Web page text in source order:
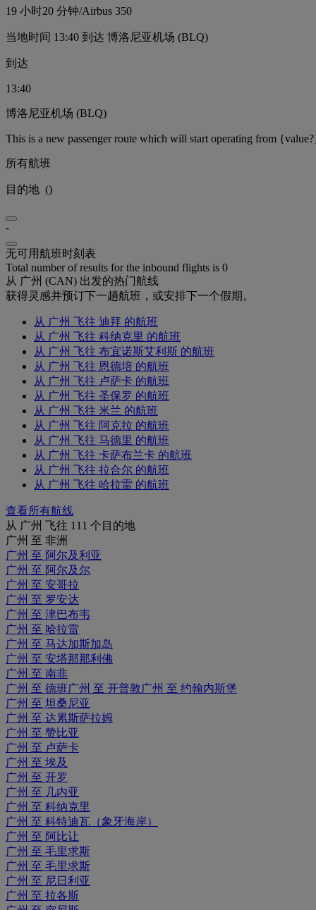
19 小时20 分钟/Airbus 350
当地时间 13:40 到达 博洛尼亚机场 (BLQ)
到达
13:40
博洛尼亚机场 (BLQ)
This is a new passenger route which will start operating from
所有航班
目的地 ()
-
无可用航班时刻表
Total number of results for the inbound flights is 0
从 广州 (CAN) 出发的热门航线
获得灵感并预订下一趟航班，或安排下一个假期。
从 广州 飞往 迪拜 的航班
从 广州 飞往 科纳克里 的航班
从 广州 飞往 布宜诺斯艾利斯 的航班
从 广州 飞往 恩德培 的航班
从 广州 飞往 卢萨卡 的航班
从 广州 飞往 圣保罗 的航班
从 广州 飞往 米兰 的航班
从 广州 飞往 阿克拉 的航班
从 广州 飞往 马德里 的航班
从 广州 飞往 卡萨布兰卡 的航班
从 广州 飞往 拉合尔 的航班
从 广州 飞往 哈拉雷 的航班
查看所有航线
从 广州 飞往 111 个目的地
广州 至 非洲
广州 至 阿尔及利亚
广州 至 阿尔及尔
广州 至 安哥拉
广州 至 罗安达
广州 至 津巴布韦
广州 至 哈拉雷
广州 至 马达加斯加岛
广州 至 安塔那那利佛
广州 至 南非
广州 至 德班广州 至 开普敦广州 至 约翰内斯堡
广州 至 坦桑尼亚
广州 至 达累斯萨拉姆
广州 至 赞比亚
广州 至 卢萨卡
广州 至 埃及
广州 至 开罗
广州 至 几内亚
广州 至 科纳克里
广州 至 科特迪瓦（象牙海岸）
广州 至 阿比让
广州 至 毛里求斯
广州 至 毛里求斯
广州 至 尼日利亚
广州 至 拉各斯